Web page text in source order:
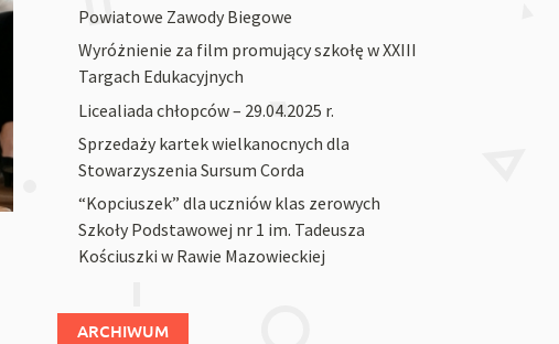
Powiatowe Zawody Biegowe
Wyróżnienie za film promujący szkołę w XXIII
Targach Edukacyjnych
Licealiada chłopców – 29.04.2025 r.
Sprzedaży kartek wielkanocnych dla
Stowarzyszenia Sursum Corda
“Kopciuszek” dla uczniów klas zerowych
Szkoły Podstawowej nr 1 im. Tadeusza
Kościuszki w Rawie Mazowieckiej
ARCHIWUM